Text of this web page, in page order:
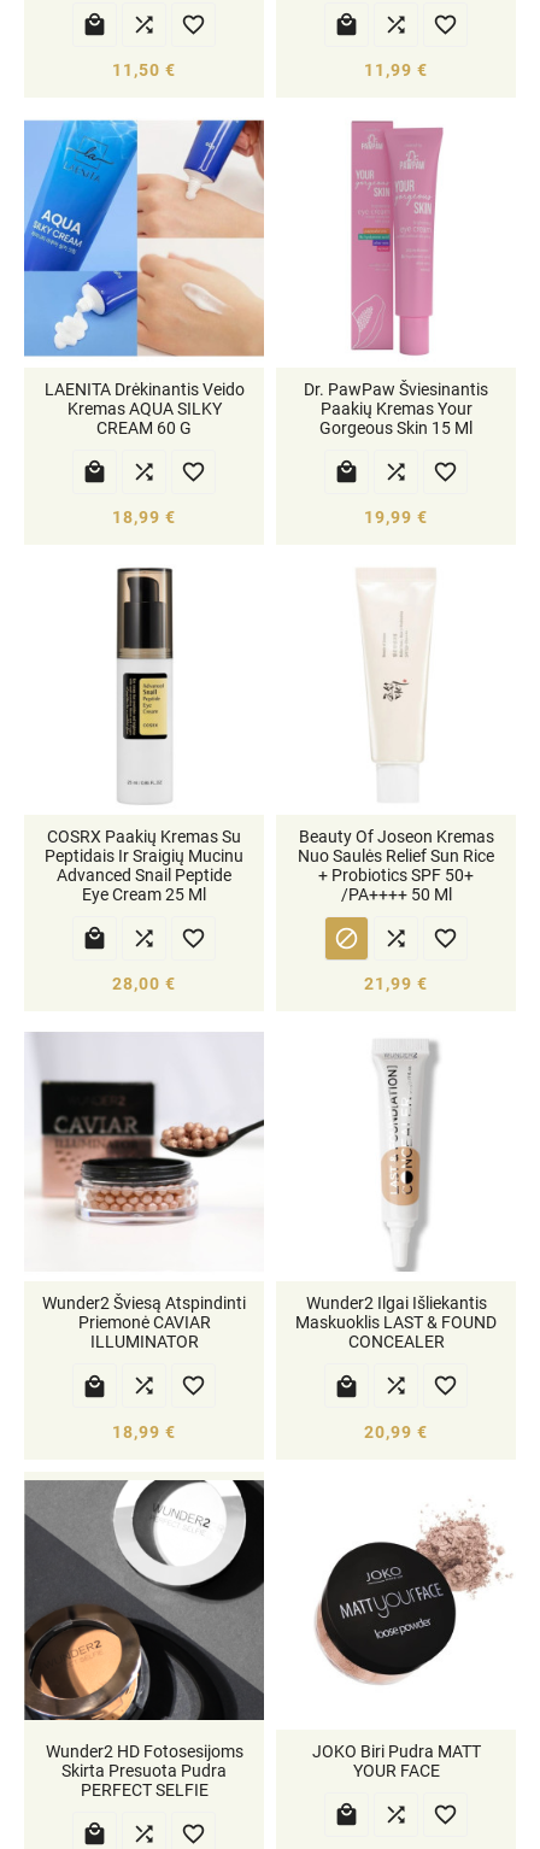
  
11,50 €
  
11,99 €
LAENITA Drėkinantis Veido
Kremas AQUA SILKY
CREAM 60 G
  
18,99 €
Dr. PawPaw Šviesinantis
Paakių Kremas Your
Gorgeous Skin 15 Ml
  
19,99 €
COSRX Paakių Kremas Su
Peptidais Ir Sraigių Mucinu
Advanced Snail Peptide
Eye Cream 25 Ml
  
28,00 €
Beauty Of Joseon Kremas
Nuo Saulės Relief Sun Rice
+ Probiotics SPF 50+
/PA++++ 50 Ml
  
21,99 €
Wunder2 Šviesą Atspindinti
Priemonė CAVIAR
ILLUMINATOR
  
18,99 €
Wunder2 Ilgai Išliekantis
Maskuoklis LAST & FOUND
CONCEALER
  
20,99 €
Wunder2 HD Fotosesijoms
Skirta Presuota Pudra
PERFECT SELFIE
  
JOKO Biri Pudra MATT
YOUR FACE
  